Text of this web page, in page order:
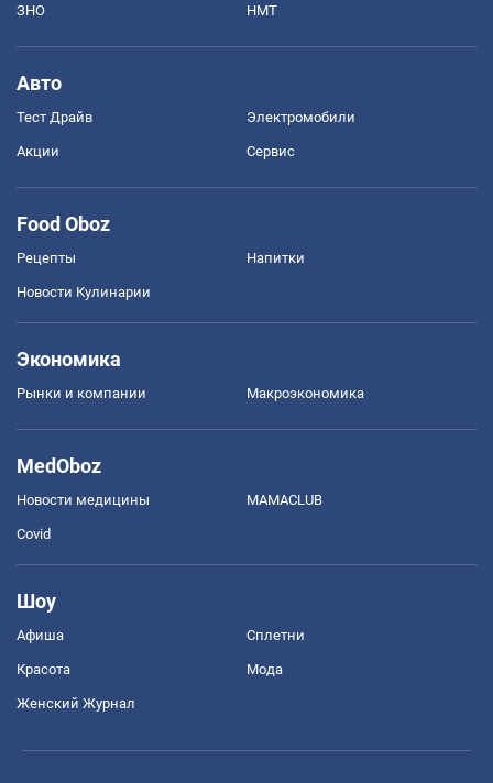
ЗНО НМТ
Авто
Тест Драйв Электромобили
Акции Сервис
Food Oboz
Рецепты Напитки
Новости Кулинарии
Экономика
Рынки и компании Mакроэкономика
MedOboz
Новости медицины MAMACLUB
Covid
Шоу
Афиша Сплетни
Красота Мода
Женский Журнал